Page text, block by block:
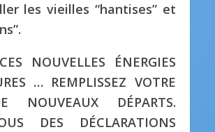
les vieilles “hantises” et
NOUVELLES ÉNERGIES
… REMPLISSEZ VOTRE
NOUVEAUX DÉPARTS.
DES DÉCLARATIONS